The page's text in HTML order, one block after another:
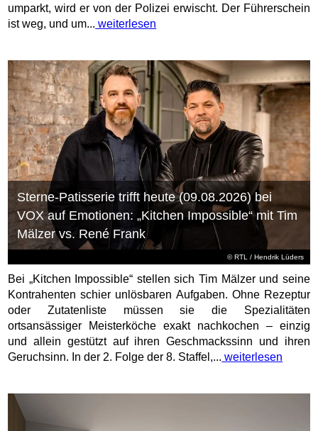
umparkt, wird er von der Polizei erwischt. Der Führerschein
ist weg, und um... weiterlesen
© RTL / Hendrik Lüders
Sterne-Patisserie trifft heute (09.08.2026) bei
VOX auf Emotionen: „Kitchen Impossible“ mit Tim
Mälzer vs. René Frank
Bei „Kitchen Impossible“ stellen sich Tim Mälzer und seine
Kontrahenten schier unlösbaren Aufgaben. Ohne Rezeptur
oder Zutatenliste müssen sie die Spezialitäten
ortsansässiger Meisterköche exakt nachkochen – einzig
und allein gestützt auf ihren Geschmackssinn und ihren
Geruchsinn. In der 2. Folge der 8. Staffel,... weiterlesen